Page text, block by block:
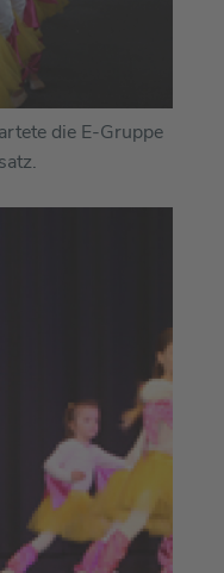
die E-Gruppe